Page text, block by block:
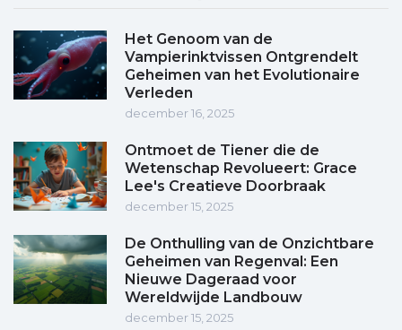
Het Genoom van de
Vampierinktvissen Ontgrendelt
Geheimen van het Evolutionaire
Verleden
december 16, 2025
Ontmoet de Tiener die de
Wetenschap Revolueert: Grace
Lee's Creatieve Doorbraak
december 15, 2025
De Onthulling van de Onzichtbare
Geheimen van Regenval: Een
Nieuwe Dageraad voor
Wereldwijde Landbouw
december 15, 2025